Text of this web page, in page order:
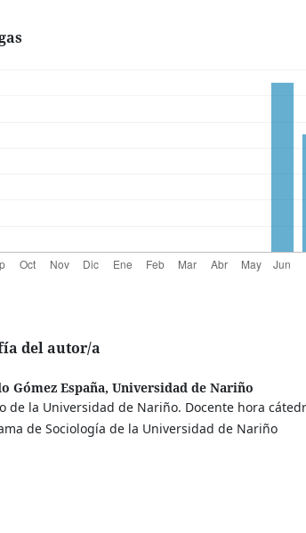
del autor/a
Gómez España, Universidad de Nariño
de la Universidad de Nariño. Docente hora
de Sociología de la Universidad de Nariño